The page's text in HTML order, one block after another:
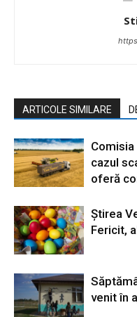
ARTICOLE SIMILARE
cazul
oferă
Știrea
Fericit,
venit în